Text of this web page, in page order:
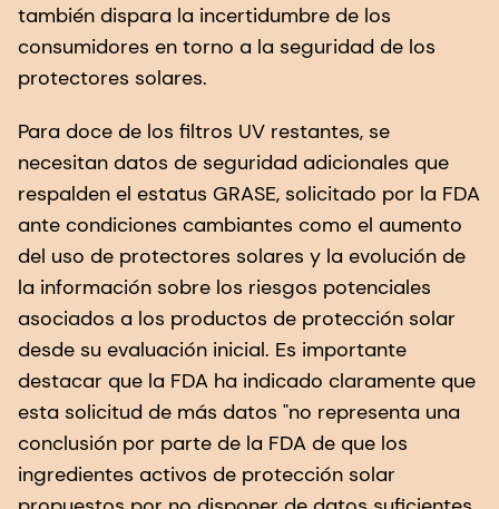
también dispara la incertidumbre de los
consumidores en torno a la seguridad de los
protectores solares.
Para doce de los filtros UV restantes, se
necesitan datos de seguridad adicionales que
respalden el estatus GRASE, solicitado por la FDA
ante condiciones cambiantes como el aumento
del uso de protectores solares y la evolución de
la información sobre los riesgos potenciales
asociados a los productos de protección solar
desde su evaluación inicial. Es importante
destacar que la FDA ha indicado claramente que
esta solicitud de más datos "no representa una
conclusión por parte de la FDA de que los
ingredientes activos de protección solar